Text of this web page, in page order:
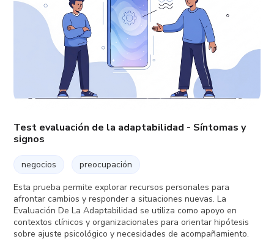
Test evaluación de la adaptabilidad - Síntomas y
signos
negocios
preocupación
Esta prueba permite explorar recursos personales para
afrontar cambios y responder a situaciones nuevas. La
Evaluación De La Adaptabilidad se utiliza como apoyo en
contextos clínicos y organizacionales para orientar hipótesis
sobre ajuste psicológico y necesidades de acompañamiento.